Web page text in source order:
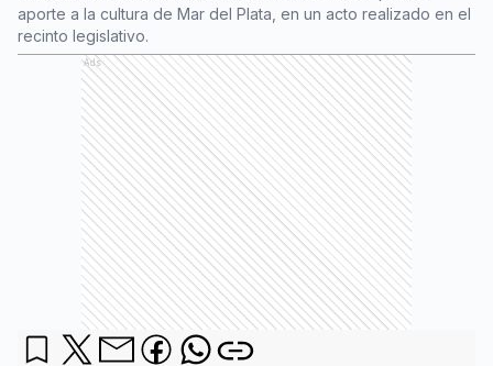
aporte a la cultura de Mar del Plata, en un acto realizado en el
recinto legislativo.
Ads